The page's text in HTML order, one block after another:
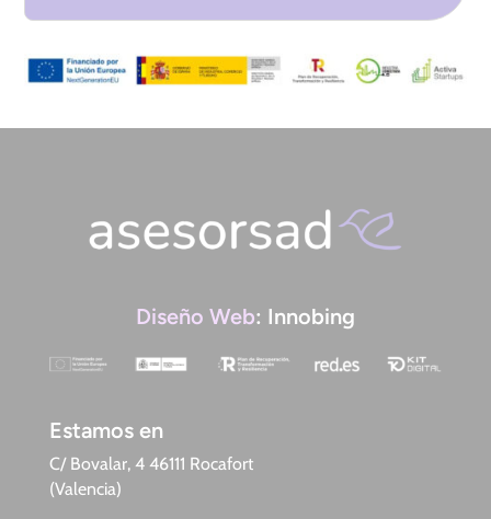
Diseño Web: Innobing
Estamos en
C/ Bovalar, 4 46111 Rocafort
(Valencia)